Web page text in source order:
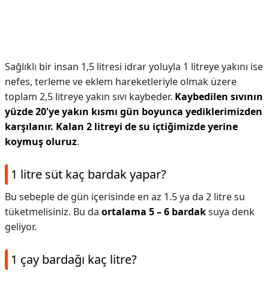
Sağlıklı bir insan 1,5 litresi idrar yoluyla 1 litreye yakını ise
nefes, terleme ve eklem hareketleriyle olmak üzere
toplam 2,5 litreye yakın sıvı kaybeder. Kaybedilen sıvının
yüzde 20'ye yakın kısmı gün boyunca yediklerimizden
karşılanır. Kalan 2 litreyi de su içtiğimizde yerine
koymuş oluruz.
1 litre süt kaç bardak yapar?
Bu sebeple de gün içerisinde en az 1.5 ya da 2 litre su
tüketmelisiniz. Bu da ortalama 5 – 6 bardaksuya denk
geliyor.
1 çay bardağı kaç litre?